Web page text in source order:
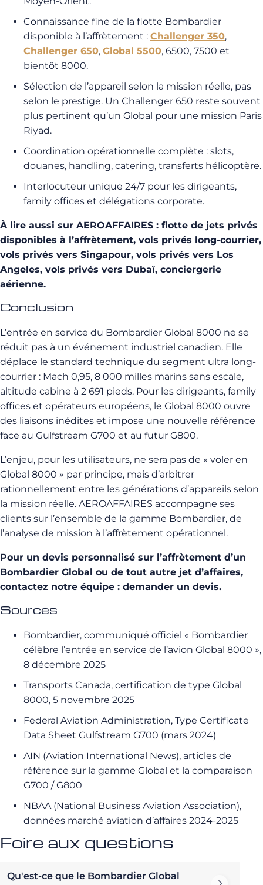
Connaissance fine de la flotte Bombardier
disponible à l’affrètement : Challenger 350,
Challenger 650, Global 5500, 6500, 7500 et
bientôt 8000.
Sélection de l’appareil selon la mission réelle, pas
selon le prestige. Un Challenger 650 reste souvent
plus pertinent qu’un Global pour une mission Paris
Riyad.
Coordination opérationnelle complète : slots,
douanes, handling, catering, transferts hélicoptère.
Interlocuteur unique 24/7 pour les dirigeants,
family offices et délégations corporate.
À lire aussi sur AEROAFFAIRES : flotte de jets privés
disponibles à l’affrètement, vols privés long-courrier,
vols privés vers Singapour, vols privés vers Los
Angeles, vols privés vers Dubaï, conciergerie
aérienne.
Conclusion
L’entrée en service du Bombardier Global 8000 ne se
réduit pas à un événement industriel canadien. Elle
déplace le standard technique du segment ultra long-
courrier : Mach 0,95, 8 000 milles marins sans escale,
altitude cabine à 2 691 pieds. Pour les dirigeants, family
offices et opérateurs européens, le Global 8000 ouvre
des liaisons inédites et impose une nouvelle référence
face au Gulfstream G700 et au futur G800.
L’enjeu, pour les utilisateurs, ne sera pas de « voler en
Global 8000 » par principe, mais d’arbitrer
rationnellement entre les générations d’appareils selon
la mission réelle. AEROAFFAIRES accompagne ses
clients sur l’ensemble de la gamme Bombardier, de
l’analyse de mission à l’affrètement opérationnel.
Pour un devis personnalisé sur l’affrètement d’un
Bombardier Global ou de tout autre jet d’affaires,
contactez notre équipe : demander un devis.
Sources
Bombardier, communiqué officiel « Bombardier
célèbre l’entrée en service de l’avion Global 8000 »,
8 décembre 2025
Transports Canada, certification de type Global
8000, 5 novembre 2025
Federal Aviation Administration, Type Certificate
Data Sheet Gulfstream G700 (mars 2024)
AIN (Aviation International News), articles de
référence sur la gamme Global et la comparaison
G700 / G800
NBAA (National Business Aviation Association),
données marché aviation d’affaires 2024-2025
Foire aux questions
Qu'est-ce que le Bombardier Global